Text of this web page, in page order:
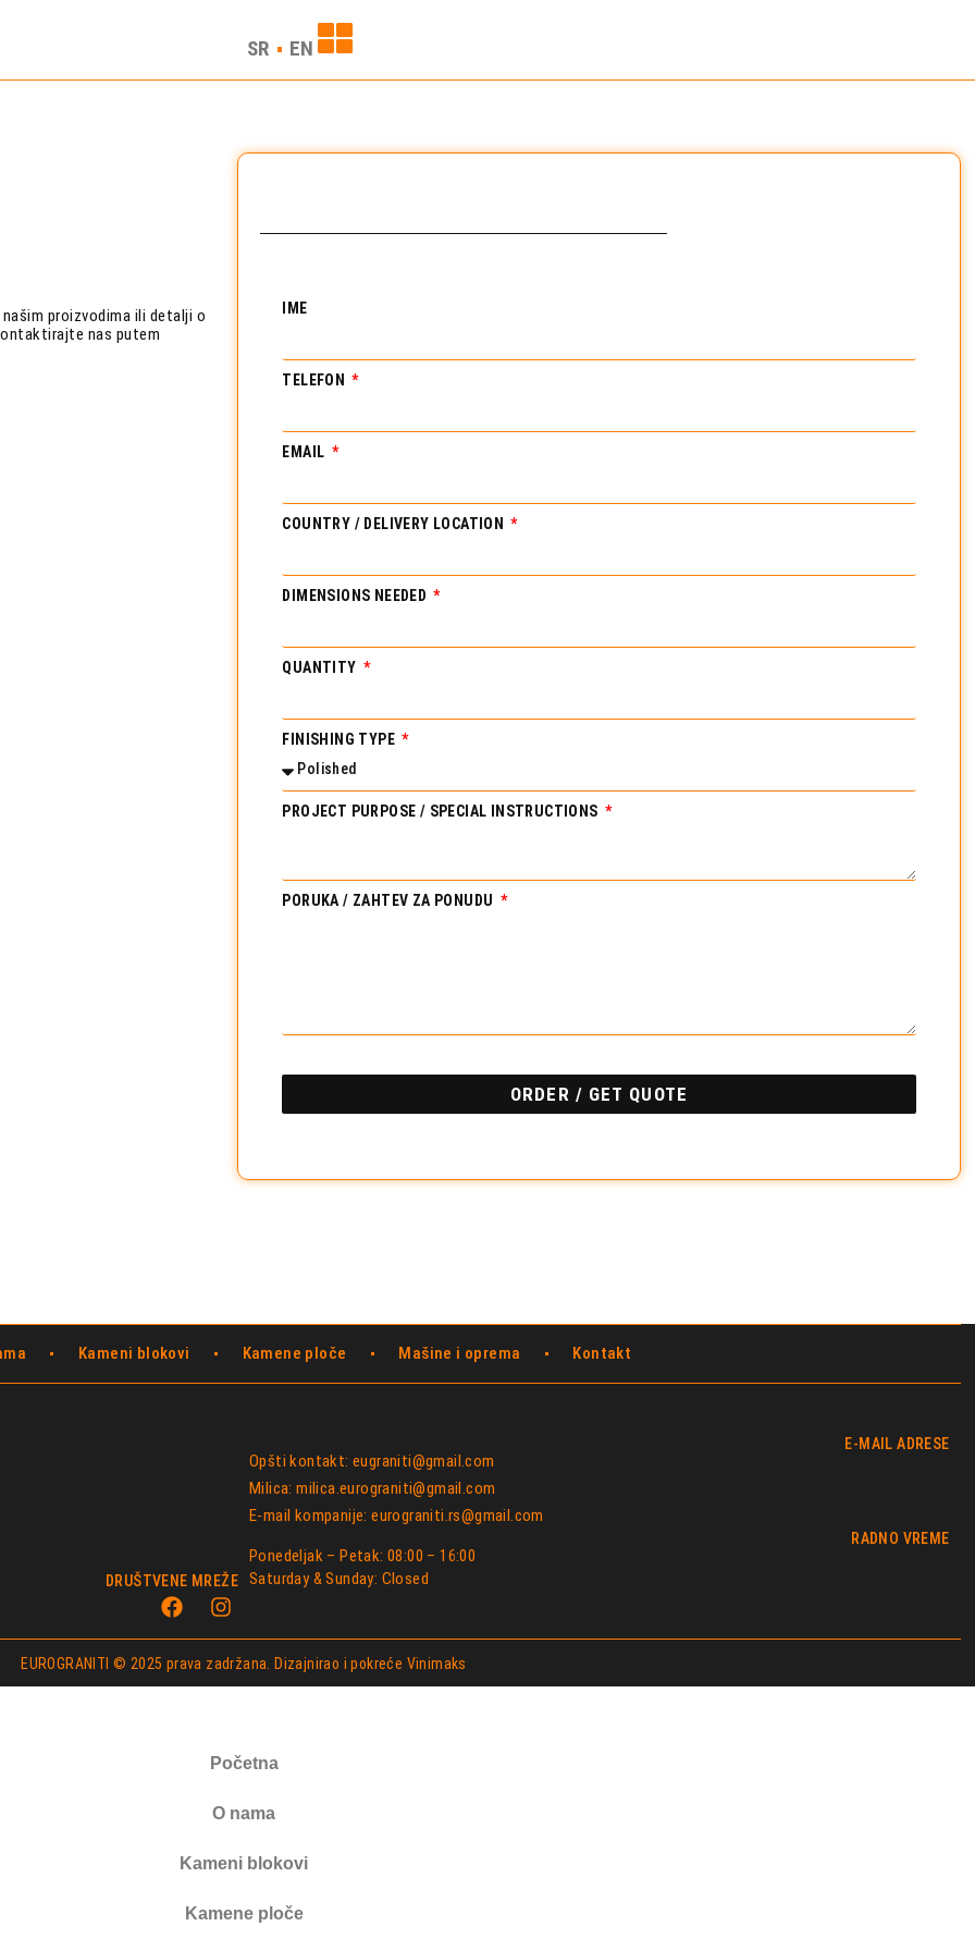
SR EN
proizvodima ili detalji o
nas putem
IME
TELEFON
EMAIL
COUNTRY / DELIVERY LOCATION
DIMENSIONS NEEDED
QUANTITY
FINISHING TYPE
PROJECT PURPOSE / SPECIAL INSTRUCTIONS
PORUKA / ZAHTEV ZA PONUDU
ORDER / GET QUOTE
Kameni blokovi Kamene ploče Mašine i oprema Kontakt
DRUŠTVENE MREŽE
E-MAIL ADRESE
Opšti kontakt: eugraniti@gmail.com
Milica: milica.eurograniti@gmail.com
E-mail kompanije: eurograniti.rs@gmail.com
RADNO VREME
Ponedeljak – Petak: 08:00 – 16:00
Saturday & Sunday: Closed
EUROGRANITI © 2025 prava zadržana. Dizajnirao i pokreće Vinimaks
Početna
O nama
Kameni blokovi
Kamene ploče